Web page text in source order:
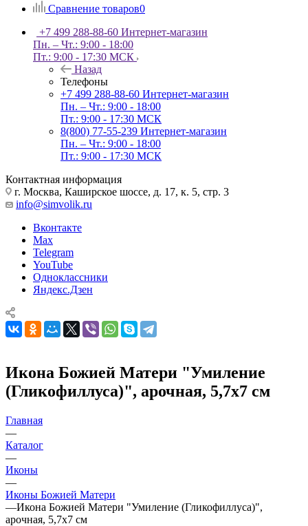
Сравнение товаров0
+7 499 288-88-60 Интернет-магазин
Пн. – Чт.: 9:00 - 18:00
Пт.: 9:00 - 17:30 МСК
Назад
Телефоны
+7 499 288-88-60 Интернет-магазин
Пн. – Чт.: 9:00 - 18:00
Пт.: 9:00 - 17:30 МСК
8(800) 77-55-239 Интернет-магазин
Пн. – Чт.: 9:00 - 18:00
Пт.: 9:00 - 17:30 МСК
Контактная информация
г. Москва, Каширское шоссе, д. 17, к. 5, стр. 3
info@simvolik.ru
Вконтакте
Max
Telegram
YouTube
Одноклассники
Яндекс.Дзен
Икона Божией Матери "Умиление
(Гликофиллуса)", арочная, 5,7х7 см
Главная
—
Каталог
—
Иконы
—
Иконы Божией Матери
—Икона Божией Матери "Умиление (Гликофиллуса)",
арочная, 5,7х7 см